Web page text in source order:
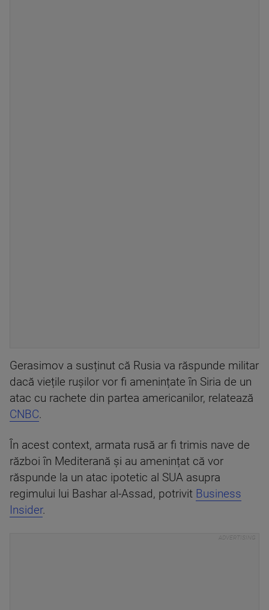
Gerasimov a susținut că Rusia va răspunde militar
dacă viețile rușilor vor fi amenințate în Siria de un
atac cu rachete din partea americanilor, relatează
CNBC.
În acest context, armata rusă ar fi trimis nave de
război în Mediterană și au amenințat că vor
răspunde la un atac ipotetic al SUA asupra
regimului lui Bashar al-Assad, potrivit Business
Insider.